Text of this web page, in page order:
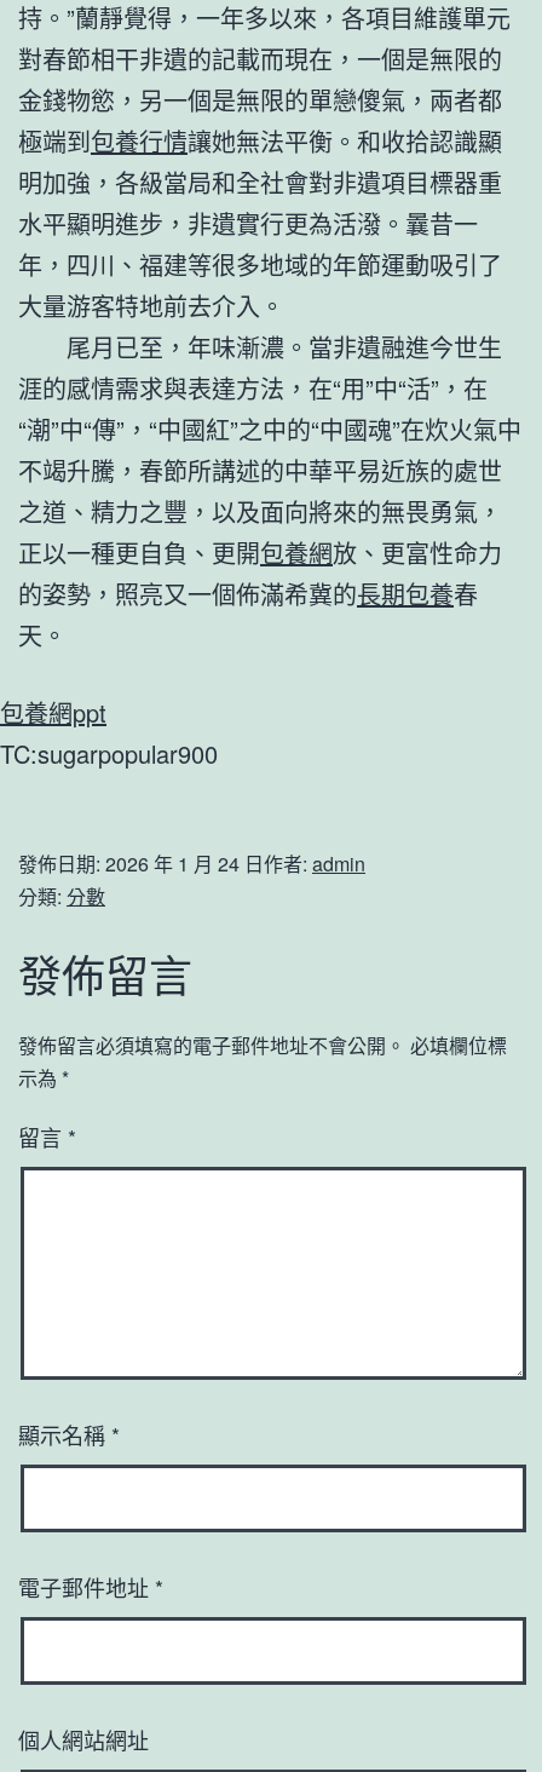
持。”蘭靜覺得，一年多以來，各項目維護單元
對春節相干非遺的記載而現在，一個是無限的
金錢物慾，另一個是無限的單戀傻氣，兩者都
極端到包養行情讓她無法平衡。和收拾認識顯
明加強，各級當局和全社會對非遺項目標器重
水平顯明進步，非遺實行更為活潑。曩昔一
年，四川、福建等很多地域的年節運動吸引了
大量游客特地前去介入。
尾月已至，年味漸濃。當非遺融進今世生
涯的感情需求與表達方法，在“用”中“活”，在
“潮”中“傳”，“中國紅”之中的“中國魂”在炊火氣中
不竭升騰，春節所講述的中華平易近族的處世
之道、精力之豐，以及面向將來的無畏勇氣，
正以一種更自負、更開包養網放、更富性命力
的姿勢，照亮又一個佈滿希冀的長期包養春
天。
包養網ppt
TC:sugarpopular900
發佈日期: 2026 年 1 月 24 日作者: admin
分類: 分數
發佈留言
發佈留言必須填寫的電子郵件地址不會公開。 必填欄位標
示為 *
留言 *
顯示名稱 *
電子郵件地址 *
個人網站網址